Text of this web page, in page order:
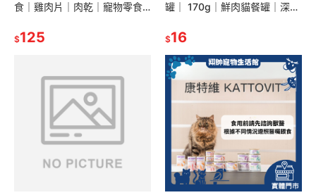
食｜雞肉片｜肉乾｜寵物零食
乾｜肉條｜全犬適用｜翔帥寵
$125
罐｜ 170g｜鮮肉貓餐罐｜深海
｜深海罐｜副食罐｜翔帥寵物
$16